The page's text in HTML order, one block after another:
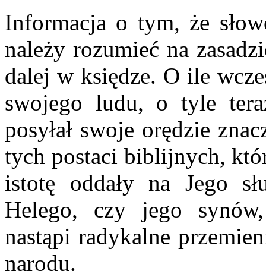
Informacja o tym, że
należy rozumieć na
dalej w księdze. O ile
swojego ludu, o tyle
posyłał swoje orędzie
tych postaci biblijnych,
istotę oddały na Jego
Helego, czy jego
nastąpi radykalne
narodu.